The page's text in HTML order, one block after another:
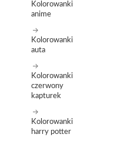
Kolorowanki
anime
Kolorowanki
auta
Kolorowanki
czerwony
kapturek
Kolorowanki
harry potter